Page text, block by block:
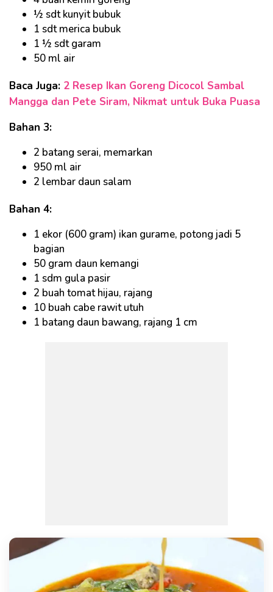
½ sdt kunyit bubuk
1 sdt merica bubuk
1 ½ sdt garam
50 ml air
Baca Juga: 2 Resep Ikan Goreng Dicocol Sambal
Mangga dan Pete Siram, Nikmat untuk Buka Puasa
Bahan 3:
2 batang serai, memarkan
950 ml air
2 lembar daun salam
Bahan 4:
1 ekor (600 gram) ikan gurame, potong jadi 5
bagian
50 gram daun kemangi
1 sdm gula pasir
2 buah tomat hijau, rajang
10 buah cabe rawit utuh
1 batang daun bawang, rajang 1 cm